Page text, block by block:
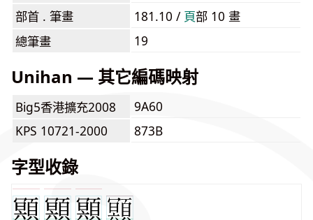
部首 . 筆畫
181.10 / ⾴部 10 畫
總筆畫
19
Unihan — 其它編碼映射
Big5香港擴充2008
9A60
KPS 10721-2000
873B
字型收錄